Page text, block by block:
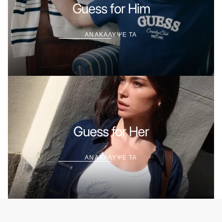
Guess for Him
ΑΝΑΚΑΛΥΨΕ ΤΑ
Guess for Her
ΑΝΑΚΑΛΥΨΕ ΤΑ
ΑΝΑΚΑΛΥΨΕ
ΤΑ